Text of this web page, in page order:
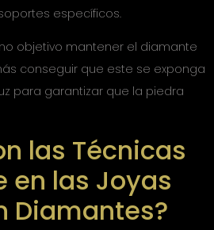
específicos.
objetivo mantener el diamante
conseguir que este se exponga
para garantizar que la piedra
las Técnicas
en las Joyas
Diamantes?